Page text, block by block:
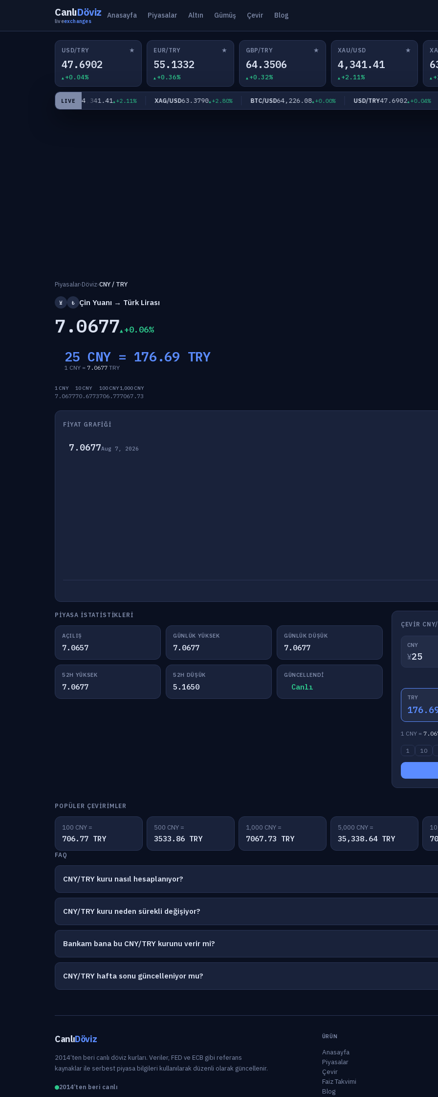
CanlıDöviz
liveexchanges
Anasayfa Piyasalar Altın Gümüş Çevir Blog
USD/TRY ★
47.6902
+0.04%
EUR/TRY ★
55.1332
+0.36%
GBP/TRY ★
64.3506
+0.32%
XAU/USD ★
4,341.41
+2.11%
LIVE
XAU/USD4,341.41 +2.11% XAG/USD63.3790 +2.80% BTC/USD64,226.08 +0.00% USD/TRY47.6902 +0.04%
Piyasalar›Döviz›CNY / TRY
¥ ₺ Çin Yuanı → Türk Lirası
7.0677 +0.06%
25 CNY = 176.69 TRY
1 CNY = 7.0677 TRY
1 CNY
7.0677
10 CNY
70.6773
100 CNY
706.77
1,000 CNY
7067.73
FIYAT GRAFIĞI
7.0677Aug 7, 2026
PIYASA İSTATISTIKLERI
AÇILIŞ
7.0657
GÜNLÜK YÜKSEK
7.0677
GÜNLÜK DÜŞÜK
7.0677
52H YÜKSEK
7.0677
52H DÜŞÜK
5.1650
GÜNCELLENDI
Canlı
ÇEVIR
CNY
¥
TRY
1 CNY =
1 10
POPÜLER ÇEVIRIMLER
100 CNY =
706.77 TRY
500 CNY =
3533.86 TRY
1,000 CNY =
7067.73 TRY
5,000 CNY =
35,338.64 TRY
FAQ
CNY/TRY kuru nasıl hesaplanıyor?
CNY/TRY kuru neden sürekli değişiyor?
Bankam bana bu CNY/TRY kurunu verir mi?
CNY/TRY hafta sonu güncelleniyor mu?
CanlıDöviz
2014’ten beri canlı döviz kurları. Veriler, FED ve ECB gibi referans
kaynaklar ile serbest piyasa bilgileri kullanılarak düzenli olarak güncellenir.
2014’ten beri canlı
ÜRÜN
Anasayfa
Piyasalar
Çevir
Faiz Takvimi
Blog